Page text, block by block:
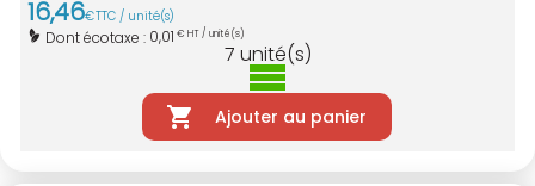
16,46€TTC / unité(s)
Dont écotaxe : 0,01 € HT / unité(s)
7 unité(s)
Ajouter au panier